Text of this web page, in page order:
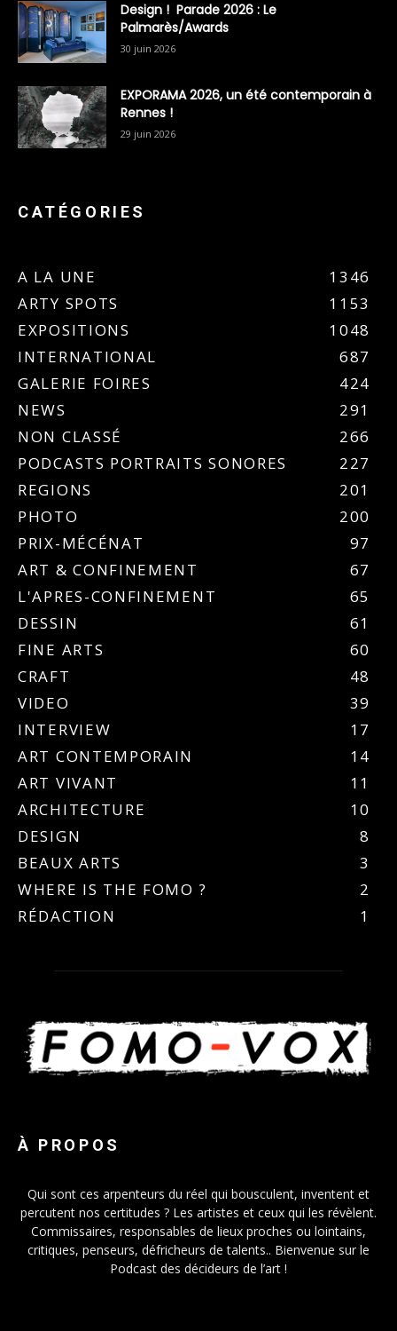
Design ! Parade 2026 : Le
Palmarès/Awards
30 juin 2026
EXPORAMA 2026, un été contemporain à
Rennes !
29 juin 2026
CATÉGORIES
A LA UNE
1346
ARTY SPOTS
1153
EXPOSITIONS
1048
INTERNATIONAL
687
GALERIE FOIRES
424
NEWS
291
NON CLASSÉ
266
PODCASTS PORTRAITS SONORES
227
REGIONS
201
PHOTO
200
PRIX-MÉCÉNAT
97
ART & CONFINEMENT
67
L'APRES-CONFINEMENT
65
DESSIN
61
FINE ARTS
60
CRAFT
48
VIDEO
39
INTERVIEW
17
ART CONTEMPORAIN
14
ART VIVANT
11
ARCHITECTURE
10
DESIGN
8
BEAUX ARTS
3
WHERE IS THE FOMO ?
2
RÉDACTION
1
À PROPOS
Qui sont ces arpenteurs du réel qui bousculent, inventent et
percutent nos certitudes ? Les artistes et ceux qui les révèlent.
Commissaires, responsables de lieux proches ou lointains,
critiques, penseurs, défricheurs de talents.. Bienvenue sur le
Podcast des décideurs de l’art !